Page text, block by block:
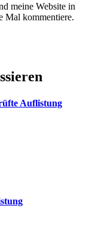
meine Website in
Mal kommentiere.